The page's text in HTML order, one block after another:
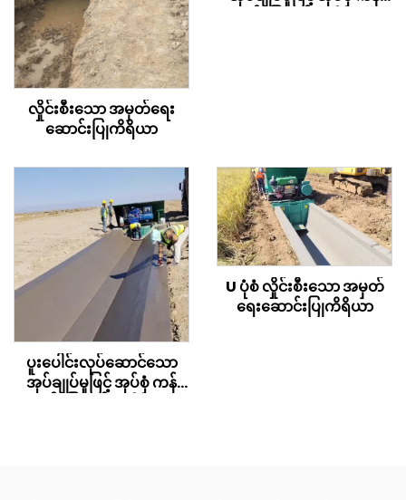
လှိုင်းစီးသော အမှတ်ရေး
ဆောင်းပြုကိရိယာ
ပူးပေါင်းလုပ်ဆောင်သော
အုပ်ချုပ်မှုဖြင့် အုပ်စုံ ကန်
U ပုံစံ လှိုင်းစီးသော အမှတ်
ရေးဆောင်းပြုကိရိယာ